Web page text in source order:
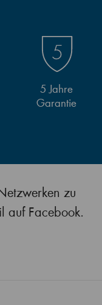
5 Jahre
Garantie
zu
auf Facebook.